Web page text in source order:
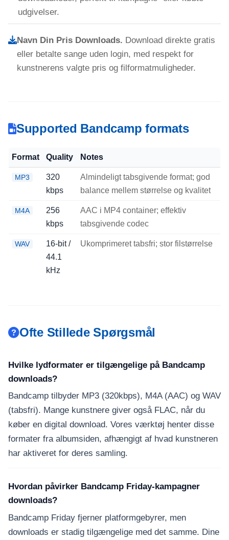
udgivelser.
Navn Din Pris Downloads. Download direkte gratis
eller betalte sange uden login, med respekt for
kunstnerens valgte pris og filformatmuligheder.
Supported Bandcamp formats
Format Quality Notes
MP3
320
kbps
Almindeligt tabsgivende format; god
balance mellem størrelse og kvalitet
M4A
256
kbps
AAC i MP4 container; effektiv
tabsgivende codec
WAV
16-bit /
44.1
kHz
Ukomprimeret tabsfri; stor filstørrelse
Ofte Stillede Spørgsmål
Hvilke lydformater er tilgængelige på Bandcamp
downloads?
Bandcamp tilbyder MP3 (320kbps), M4A (AAC) og WAV
(tabsfri). Mange kunstnere giver også FLAC, når du
køber en digital download. Vores værktøj henter disse
formater fra albumsiden, afhængigt af hvad kunstneren
har aktiveret for deres samling.
Hvordan påvirker Bandcamp Friday-kampagner
downloads?
Bandcamp Friday fjerner platformgebyrer, men
downloads er stadig tilgængelige med det samme. Dine